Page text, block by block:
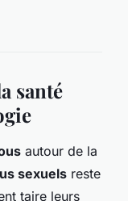
santé
autour de la
sexuels reste
taire leurs